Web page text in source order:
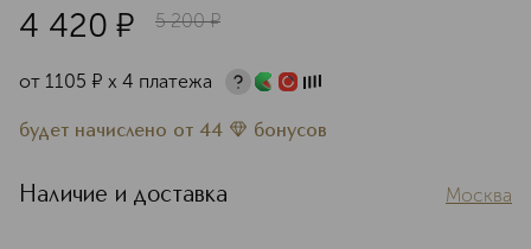
4 420 ¤ 5 200 ¤
от 1105 ¤ х 4 платежа
будет начислено от 44 бонусов
Наличие и доставка Москва